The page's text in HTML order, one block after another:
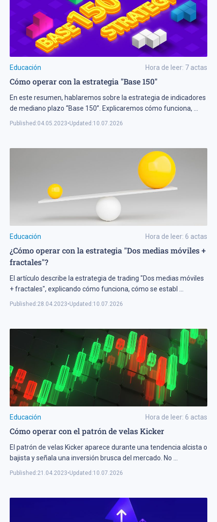
Educación Hora de leer: 7 actas
Cómo operar con la estrategia "Base 150"
En este resumen, hablaremos sobre la estrategia de indicadores
de mediano plazo “Base 150”. Explicaremos cómo funciona,
Published:04.05.2023•Updated:10.07.2026
Educación Hora de leer: 6 actas
¿Cómo operar con la estrategia "Dos medias móviles +
fractales"?
El artículo describe la estrategia de trading "Dos medias móviles
+ fractales", explicando cómo funciona, cómo se establ
Published:28.04.2023•Updated:10.07.2026
Educación Hora de leer: 6 actas
Cómo operar con el patrón de velas Kicker
El patrón de velas Kicker aparece durante una tendencia alcista o
bajista y señala una inversión brusca del mercado. No
Published:21.04.2023•Updated:10.07.2026